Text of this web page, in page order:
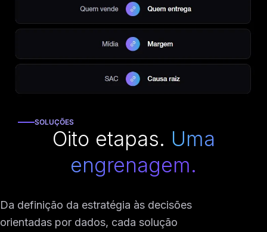
SOLUÇÕES
Oito etapas. Uma
engrenagem.
Da definição da estratégia às decisões
orientadas por dados, cada solução